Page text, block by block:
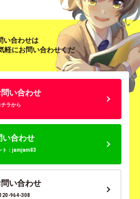
い合わせは
軽にお問い合わせくだ
い合わせ
ラから
い合わせ
ト：jamjam83
い合わせ
964-308